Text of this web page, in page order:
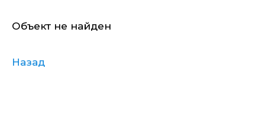
Объект не найден
Назад